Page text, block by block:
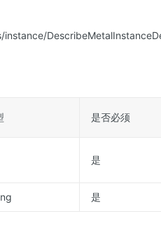
是否必须
是
是